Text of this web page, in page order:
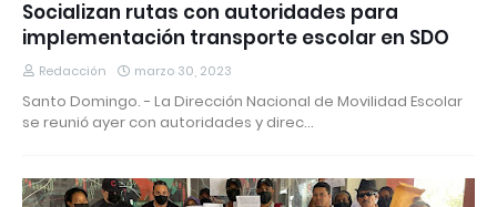
Socializan rutas con autoridades para
implementación transporte escolar en SDO
Redacción marzo 30, 2023
Santo Domingo. - La Dirección Nacional de Movilidad Escolar
se reunió ayer con autoridades y direc…